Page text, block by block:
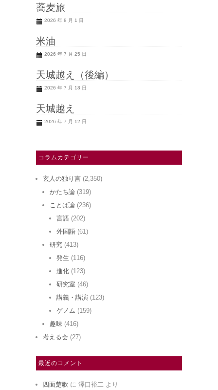
蕎麦旅
2026 年 8 月 1 日
米油
2026 年 7 月 25 日
天城越え（後編）
2026 年 7 月 18 日
天城越え
2026 年 7 月 12 日
コラムカテゴリー
玄人の独り言 (2,350)
かたち論 (319)
ことば論 (236)
言語 (202)
外国語 (61)
研究 (413)
発生 (116)
進化 (123)
研究室 (46)
講義・講演 (123)
ゲノム (159)
趣味 (416)
考える会 (27)
最近のコメント
四面楚歌 に 澤口裕二 より